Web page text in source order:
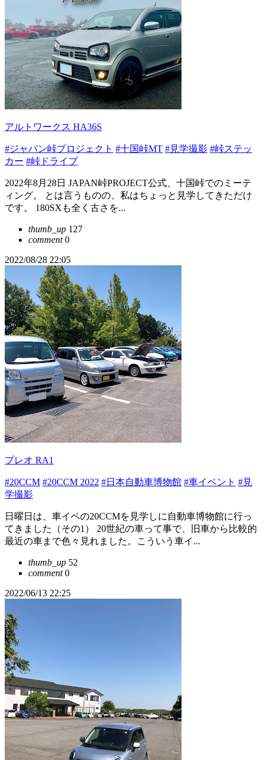
アルトワークス HA36S
#ジャパン峠プロジェクト #十国峠MT #見学撮影 #峠ステッ
カー #峠ドライブ
2022年8月28日 JAPAN峠PROJECT公式、十国峠でのミーテ
ィング。 とは言うものの、私はちょっと見学してきただけ
です。 180SXも全く古さを...
thumb_up 127
comment0
2022/08/28 22:05
プレオ RA1
#20CCM #20CCM 2022 #日本自動車博物館 #車イベント #見
学撮影
日曜日は、車イベの20CCMを見学しに自動車博物館に行っ
てきました（その1） 20世紀の車って事で、旧車から比較的
最近の車まで色々見れました。こういう車イ...
thumb_up 52
comment0
2022/06/13 22:25